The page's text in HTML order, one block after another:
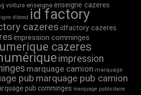
voiture enseigne enseigne cazeres
dibond id factory
cazeres idfactory cazeres
impression comminges
cazeres
impression
marquage camion marquage
pub marquage pub camion
pub comminges marquage publicitaire